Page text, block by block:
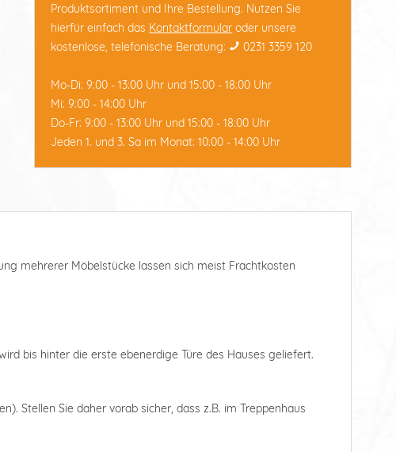
Produktsortiment und Ihre Bestellung. Nutzen Sie
hierfür einfach das Kontaktformular oder unsere
kostenlose, telefonische Beratung:
0231 3359 120
Mo-Di: 9:00 - 13:00 Uhr und 15:00 - 18:00 Uhr
Mi: 9:00 - 14:00 Uhr
Do-Fr: 9:00 - 13:00 Uhr und 15:00 - 18:00 Uhr
Jeden 1. und 3. Sa im Monat: 10:00 - 14:00 Uhr
mehrerer Möbelstücke lassen sich meist Frachtkosten
bis hinter die erste ebenerdige Türe des Hauses geliefert.
Stellen Sie daher vorab sicher, dass z.B. im Treppenhaus